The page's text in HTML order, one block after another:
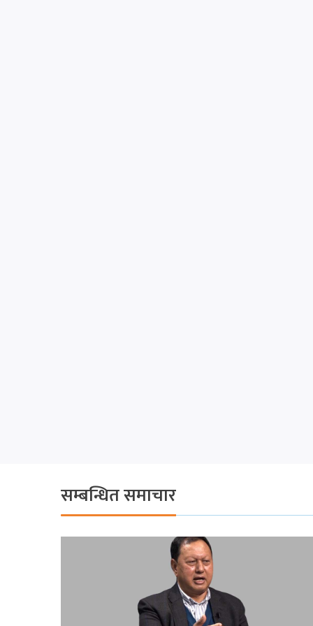
सम्बन्धित समाचार